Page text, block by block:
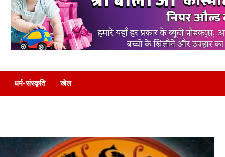
धर्म-संस्कृति खेल